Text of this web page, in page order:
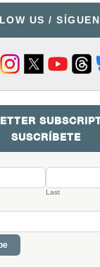
US /
SUSCRÍBETE
Last